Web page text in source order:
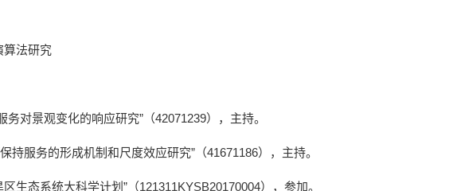
算法研究
对景观变化的响应研究”（42071239），主持。
服务的形成机制和尺度效应研究”（41671186），主持。
生态系统大科学计划”（121311KYSB20170004），参加。